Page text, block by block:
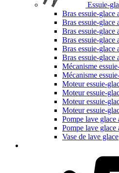
Essuie-
Bras essuie-glace
Bras essuie-glace
Bras essuie-glace
Bras essuie-glace
Bras essuie-glace
Bras essuie-glace
Mécanisme
Mécanisme
Moteur essuie-
Moteur essuie-
Moteur essuie-
Moteur essuie-
Pompe lave glace
Pompe lave glace
Vase de lave glace